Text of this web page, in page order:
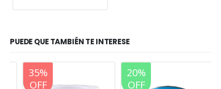
PUEDE QUE TAMBIÉN TE INTERESE
20%
OFF
35%
OFF
20%
OFF